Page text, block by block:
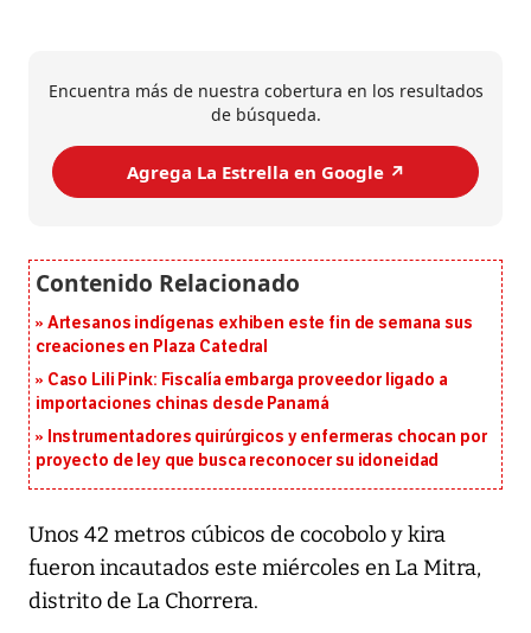
Encuentra más de nuestra cobertura en los resultados
de búsqueda.
Agrega La Estrella en Google ↗️
Artesanos indígenas exhiben este fin de semana sus
creaciones en Plaza Catedral
Caso Lili Pink: Fiscalía embarga proveedor ligado a
importaciones chinas desde Panamá
Instrumentadores quirúrgicos y enfermeras chocan por
proyecto de ley que busca reconocer su idoneidad
Unos 42 metros cúbicos de cocobolo y kira
fueron incautados este miércoles en La Mitra,
distrito de La Chorrera.